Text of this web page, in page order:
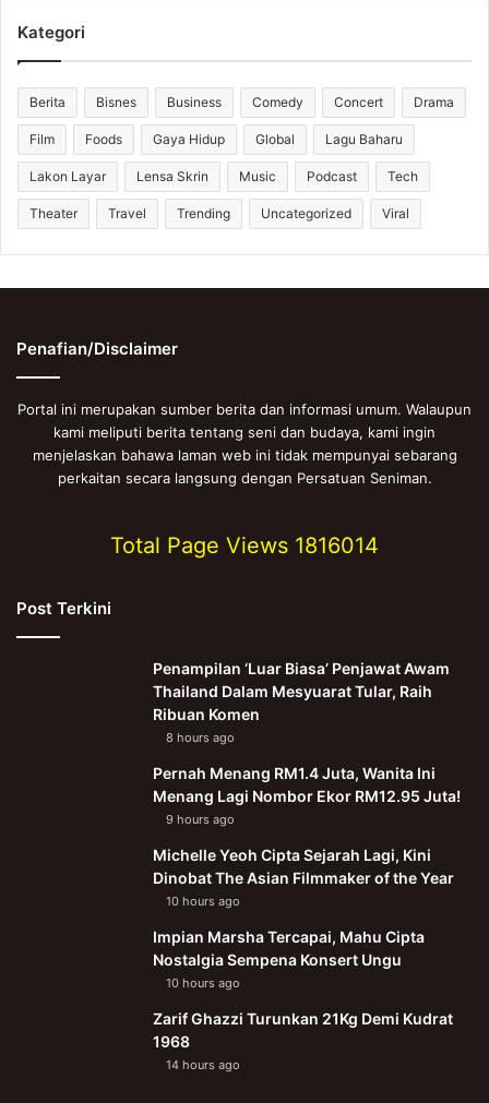
Kategori
Berita Bisnes Business Comedy Concert Drama
Film Foods Gaya Hidup Global Lagu Baharu
Lakon Layar Lensa Skrin Music Podcast Tech
Theater Travel Trending Uncategorized Viral
Penafian/Disclaimer
Portal ini merupakan sumber berita dan informasi umum. Walaupun
kami meliputi berita tentang seni dan budaya, kami ingin
menjelaskan bahawa laman web ini tidak mempunyai sebarang
perkaitan secara langsung dengan Persatuan Seniman.
Total Page Views 1816014
Post Terkini
Penampilan ‘Luar Biasa’ Penjawat Awam
Thailand Dalam Mesyuarat Tular, Raih
Ribuan Komen
8 hours ago
Pernah Menang RM1.4 Juta, Wanita Ini
Menang Lagi Nombor Ekor RM12.95 Juta!
9 hours ago
Michelle Yeoh Cipta Sejarah Lagi, Kini
Dinobat The Asian Filmmaker of the Year
10 hours ago
Impian Marsha Tercapai, Mahu Cipta
Nostalgia Sempena Konsert Ungu
10 hours ago
Zarif Ghazzi Turunkan 21Kg Demi Kudrat
1968
14 hours ago